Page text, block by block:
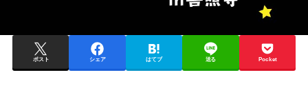
ポスト シェア はてブ 送る Pocket